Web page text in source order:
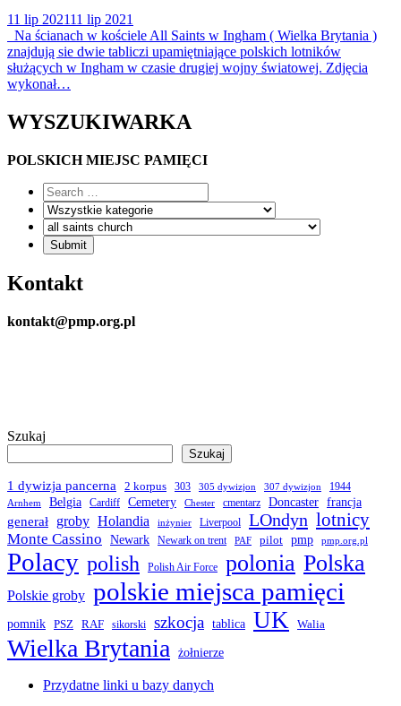
11 lip 202111 lip 2021
Na ścianach w kościele All Saints w Ingham ( Wielka Brytania )
znajdują sie dwie tabliczi upamiętniające polskich lotników
służących w Ingham w czasie drugiej wojny światowej. Zdjęcia
wykonał…
WYSZUKIWARKA
POLSKICH MIEJSC PAMIĘCI
Kontakt
kontakt@pmp.org.pl
Szukaj
Szukaj
1 dywizja pancerna 2 korpus 303 305 dywizjon 307 dywizjon 1944
Arnhem Belgia Cardiff Cemetery Chester cmentarz Doncaster francja
generał
groby Holandia inżynier Liverpool LOndyn lotnicy
Monte Cassino Newark Newark on trent PAF pilot pmp pmp.org.pl
Polacy polish Polish Air Force polonia Polska
Polskie groby polskie miejsca pamięci
pomnik PSZ RAF sikorski szkocja tablica UK Walia
Wielka Brytania żołnierze
Przydatne linki u bazy danych